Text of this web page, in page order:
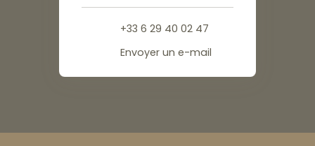
+33 6 29 40 02 47
Envoyer un e-mail